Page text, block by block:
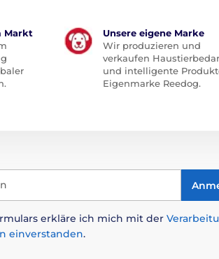
Markt
Unsere eigene Marke
Wir produzieren und
verkaufen
und intelligente
Eigenmarke Reedog.
erkläre ich mich mit der
einverstanden.